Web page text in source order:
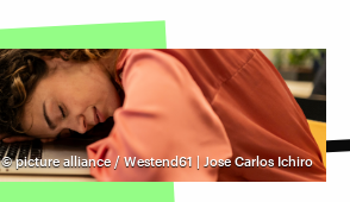
©picture alliance / Westend61 | Jose Carlos Ichiro